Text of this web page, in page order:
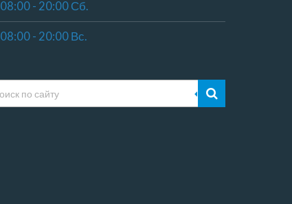
08:00 - 20:00 Сб.
08:00 - 20:00 Вс.